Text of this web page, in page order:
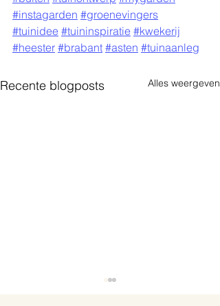
#instagarden #groenevingers
#tuinidee #tuininspiratie #kwekerij
#heester #brabant #asten #tuinaanleg
Recente blogposts Alles weergeven